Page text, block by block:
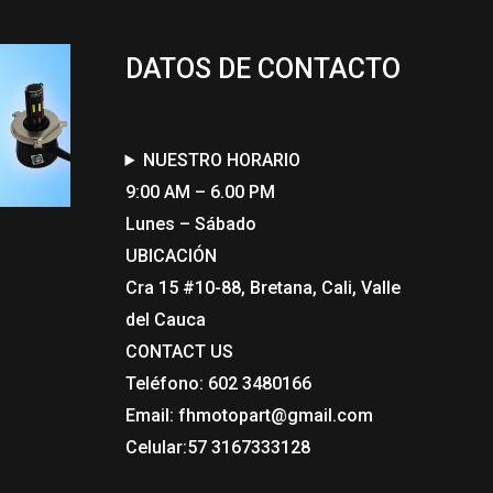
DATOS DE CONTACTO
NUESTRO HORARIO
9:00 AM – 6.00 PM
Lunes – Sábado
UBICACIÓN
Cra 15 #10-88, Bretana, Cali, Valle
del Cauca
CONTACT US​
Teléfono: 602 3480166
Email: fhmotopart@gmail.com
Celular:57 3167333128